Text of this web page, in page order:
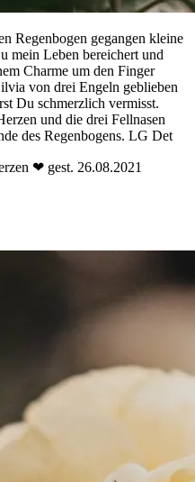
Regenbogen gegangen kleine
mein Leben bereichert und
Charme um den Finger
von drei Engeln geblieben
Du schmerzlich vermisst.
und die drei Fellnasen
des Regenbogens. LG Det
❤ gest. 26.08.2021